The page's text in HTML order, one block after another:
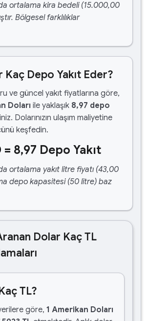
ortalama kira bedeli (15.000,00
Bölgesel farklılıklar
Depo Yakıt Eder?
ve güncel yakıt fiyatlarına göre,
Doları ile yaklaşık 8,97 depo
Dolarınızın ulaşım maliyetine
keşfedin.
= 8,97 Depo Yakıt
ortalama yakıt litre fiyatı (43,00
depo kapasitesi (50 litre) baz
Dolar Kaç TL
TL?
göre, 1 Amerikan Doları